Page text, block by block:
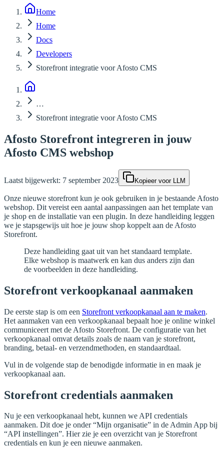
Home
Home
Docs
Developers
Storefront integratie voor Afosto CMS
…
Storefront integratie voor Afosto CMS
Afosto Storefront integreren in jouw
Afosto CMS webshop
Laatst bijgewerkt: 7 september 2023 Kopieer voor LLM
Onze nieuwe storefront kun je ook gebruiken in je bestaande Afosto
webshop. Dit vereist een aantal aanpassingen aan het template van
je shop en de installatie van een plugin. In deze handleiding leggen
we je stapsgewijs uit hoe je jouw shop koppelt aan de Afosto
Storefront.
Deze handleiding gaat uit van het standaard template.
Elke webshop is maatwerk en kan dus anders zijn dan
de voorbeelden in deze handleiding.
Storefront verkoopkanaal aanmaken
De eerste stap is om een Storefront verkoopkanaal aan te maken.
Het aanmaken van een verkoopkanaal bepaalt hoe je online winkel
communiceert met de Afosto Storefront. De configuratie van het
verkoopkanaal omvat details zoals de naam van je storefront,
branding, betaal- en verzendmethoden, en standaardtaal.
Vul in de volgende stap de benodigde informatie in en maak je
verkoopkanaal aan.
Storefront credentials aanmaken
Nu je een verkoopkanaal hebt, kunnen we API credentials
aanmaken. Dit doe je onder “Mijn organisatie” in de Admin App bij
“API instellingen”. Hier zie je een overzicht van je Storefront
credentials en kun je een nieuwe aanmaken.